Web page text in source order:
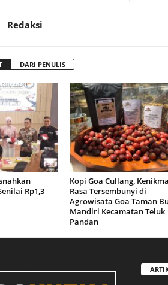
Redaksi
DARI PENULIS
Rp1,3
Kopi Goa Cullang,
Rasa Tersembunyi di
Agrowisata Goa Taman
Mandiri Kecamatan Teluk
Pandan